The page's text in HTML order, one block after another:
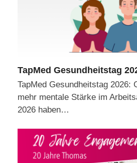
TapMed Gesundheitstag
TapMed Gesundheitstag 2026:
mehr mentale Stärke im
2026 haben…